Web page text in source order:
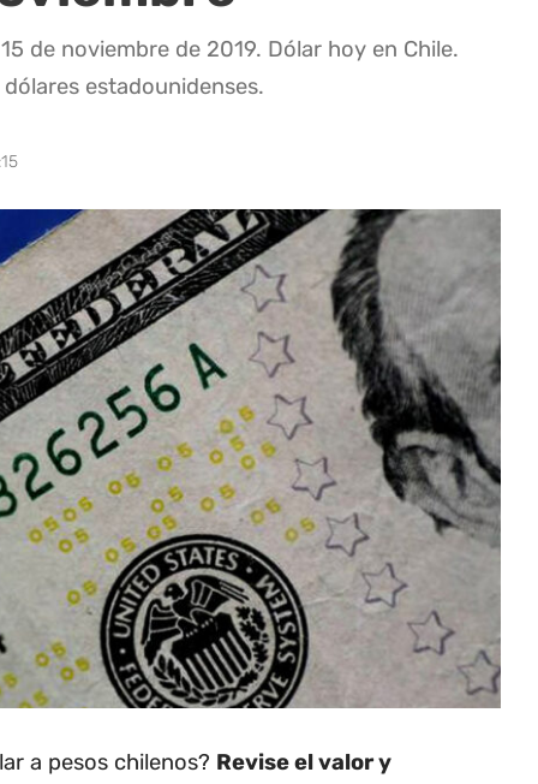
de noviembre de 2019. Dólar hoy en Chile.
estadounidenses.
a pesos chilenos? Revise el valor y